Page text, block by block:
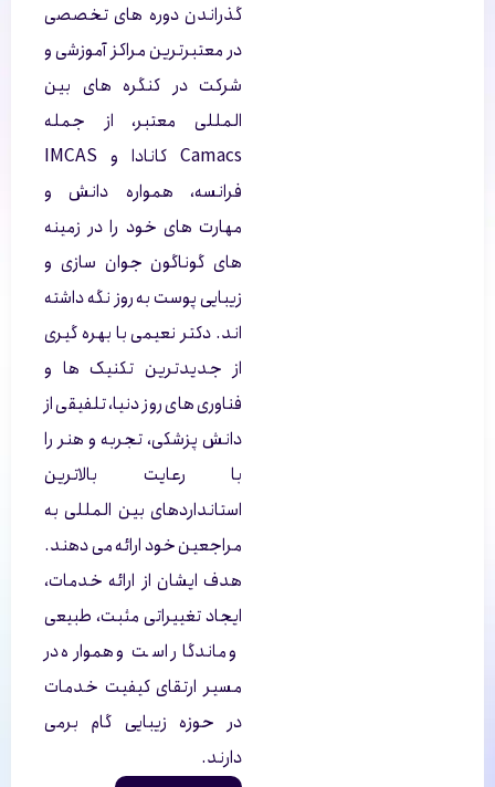
گذراندن دوره های تخصصی
در معتبرترین مراکز آموزشی و
شرکت در کنگره های بین
المللی معتبر، از جمله
Camacs کانادا و IMCAS
فرانسه، همواره دانش و
مهارت های خود را در زمینه
های گوناگون جوان سازی و
زیبایی پوست به روز نگه داشته
اند. دکتر نعیمی با بهره گیری
از جدیدترین تکنیک ها و
فناوری های روز دنیا، تلفیقی از
دانش پزشکی، تجربه و هنر را
با رعایت بالاترین
استانداردهای بین المللی به
مراجعین خود ارائه می دهند.
هدف ایشان از ارائه خدمات،
ایجاد تغییراتی مثبت، طبیعی
و ماندگار است و همواره در
مسیر ارتقای کیفیت خدمات
در حوزه زیبایی گام برمی
دارند.